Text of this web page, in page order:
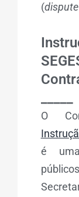
(
O
é